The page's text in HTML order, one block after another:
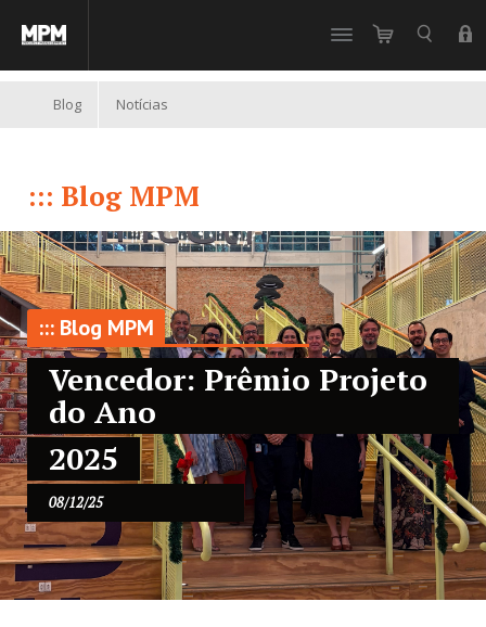
Blog Notícias
::: Blog MPM
::: Blog MPM
Vencedor: Prêmio Projeto
do Ano
2025
08/12/25